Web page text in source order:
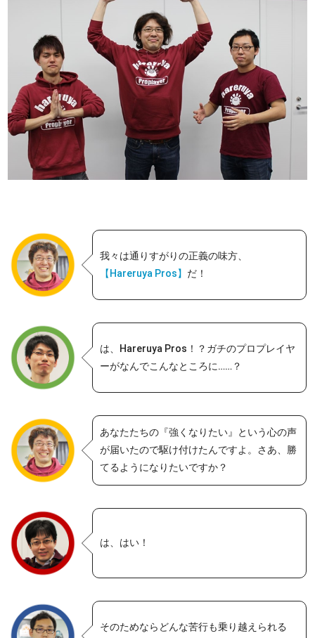
我々は通りすがりの正義の味方、
【Hareruya Pros】 だ！
は、Hareruya Pros！？ガチのプロプレイヤ
ーがなんでこんなところに……？
あなたたちの『強くなりたい』という心の声
が届いたので駆け付けたんですよ。さあ、勝
てるようになりたいですか？
は、はい！
そのためならどんな苦行も乗り越えられる